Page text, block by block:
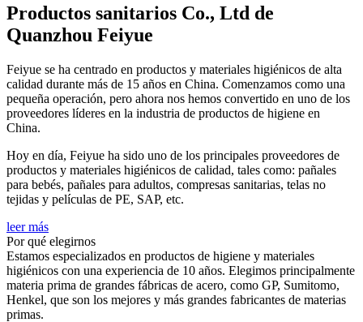
Productos sanitarios Co., Ltd de
Quanzhou Feiyue
Feiyue se ha centrado en productos y materiales higiénicos de alta
calidad durante más de 15 años en China. Comenzamos como una
pequeña operación, pero ahora nos hemos convertido en uno de los
proveedores líderes en la industria de productos de higiene en
China.
Hoy en día, Feiyue ha sido uno de los principales proveedores de
productos y materiales higiénicos de calidad, tales como: pañales
para bebés, pañales para adultos, compresas sanitarias, telas no
tejidas y películas de PE, SAP, etc.
leer más
Por qué elegirnos
Estamos especializados en productos de higiene y materiales
higiénicos con una experiencia de 10 años. Elegimos principalmente
materia prima de grandes fábricas de acero, como GP, Sumitomo,
Henkel, que son los mejores y más grandes fabricantes de materias
primas.